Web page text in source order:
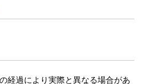
経過により実際と異なる場合があ